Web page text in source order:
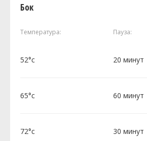
Бок
Температура: Пауза:
52°c 20 минут
65°c 60 минут
72°c 30 минут